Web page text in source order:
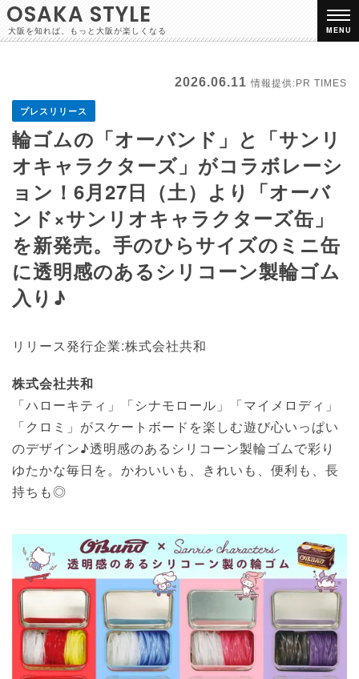
OSAKA STYLE
大阪を知れば、もっと大阪が楽しくなる MENU
2026.06.11 情報提供:PR TIMES
プレスリリース
輪ゴムの「オーバンド」と「サンリ
オキャラクターズ」がコラボレーシ
ョン！6月27日（土）より「オーバ
ンド×サンリオキャラクターズ缶」
を新発売。手のひらサイズのミニ缶
に透明感のあるシリコーン製輪ゴム
入り♪
リリース発行企業:株式会社共和
株式会社共和
「ハローキティ」「シナモロール」「マイメロディ」
「クロミ」がスケートボードを楽しむ遊び心いっぱい
のデザイン♪透明感のあるシリコーン製輪ゴムで彩り
ゆたかな毎日を。かわいいも、きれいも、便利も、長
持ちも◎